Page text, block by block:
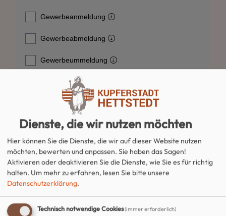
Dienste, die wir nutzen möchten
Hier können Sie die Dienste, die wir auf dieser Website nutzen
möchten, bewerten und anpassen. Sie haben das Sagen!
Aktivieren oder deaktivieren Sie die Dienste, wie Sie es für richtig
halten. Um mehr zu erfahren, lesen Sie bitte unsere
Datenschutzerklärung.
Technisch notwendige Cookies(immer erforderlich)